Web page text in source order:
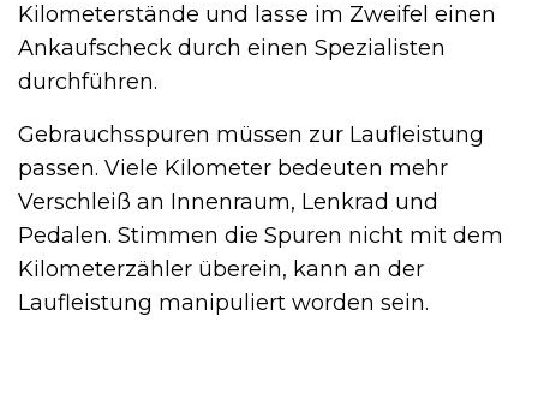
Kilometerstände und lasse im Zweifel einen
Ankaufscheck durch einen Spezialisten
durchführen.
Gebrauchsspuren müssen zur Laufleistung
passen. Viele Kilometer bedeuten mehr
Verschleiß an Innenraum, Lenkrad und
Pedalen. Stimmen die Spuren nicht mit dem
Kilometerzähler überein, kann an der
Laufleistung manipuliert worden sein.